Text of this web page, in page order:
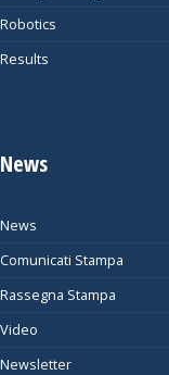
Robotics
Results
News
News
Comunicati Stampa
Rassegna Stampa
Video
Newsletter